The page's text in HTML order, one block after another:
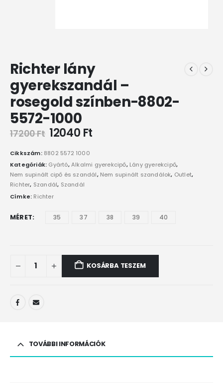
Richter lány
gyerekszandál –
rosegold színben-8802-
5572-1000
17200Ft 12040 Ft
Cikkszám: 8802 5572 1000
Kategóriák: Gyártó,Alkalmi gyerekcipő, Lány gyerekcipő,
Nem supinált cipő és szandál, Nem supinált szandálok, Outlet,
Richter, Szandál, Szandál
Címke: Richter
MÉRET 35 37 38 39 40
KOSÁRBA TESZEM
TOVÁBBI INFORMÁCIÓK